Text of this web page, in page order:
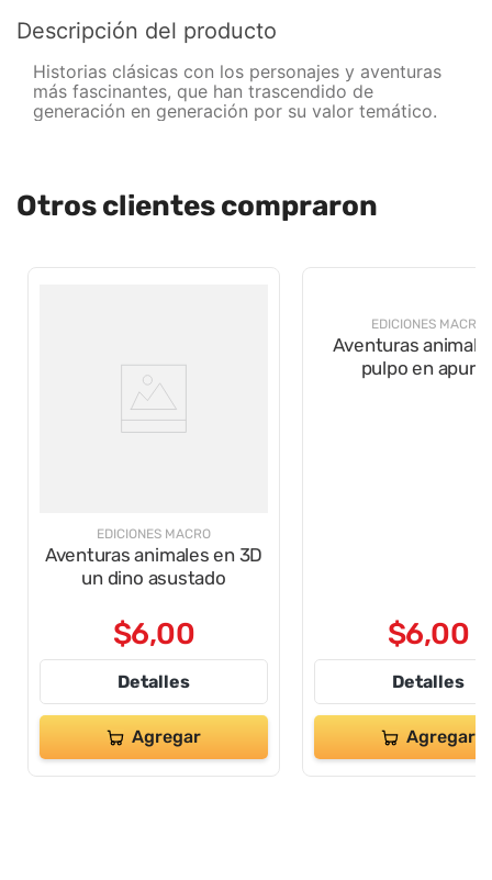
Descripción del producto
Historias clásicas con los personajes y aventuras
más fascinantes, que han trascendido de
generación en generación por su valor temático.
Otros clientes compraron
EDICIONES MACRO
Aventuras animales en 3D
un dino asustado
$6,00
Detalles
Agregar
$6,00
Detalles
Agregar